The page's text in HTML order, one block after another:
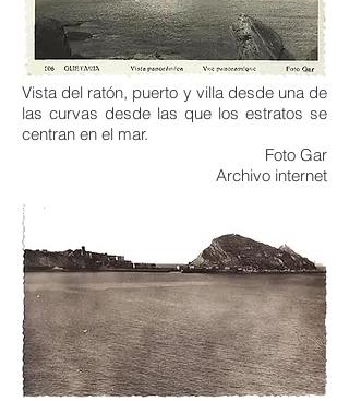
Vista del ratón, puerto y villa desde una de
las curvas desde las que los estratos se
centran en el mar.
Foto Gar
Archivo internet